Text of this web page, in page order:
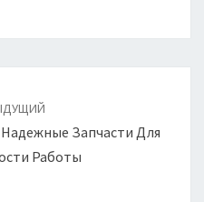
Запчасти Для
Работы